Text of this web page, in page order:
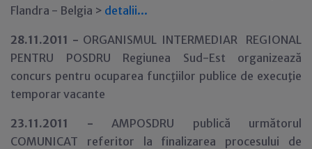
Flandra - Belgia > detalii...
28.11.2011 - ORGANISMUL INTERMEDIAR REGIONAL
PENTRU POSDRU Regiunea Sud-Est organizează
concurs pentru ocuparea funcţiilor publice de execuţie
temporar vacante
23.11.2011 - AMPOSDRU publică următorul
COMUNICAT referitor la finalizarea procesului de